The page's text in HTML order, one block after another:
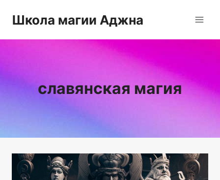
Школа магии Аджна
славянская магия